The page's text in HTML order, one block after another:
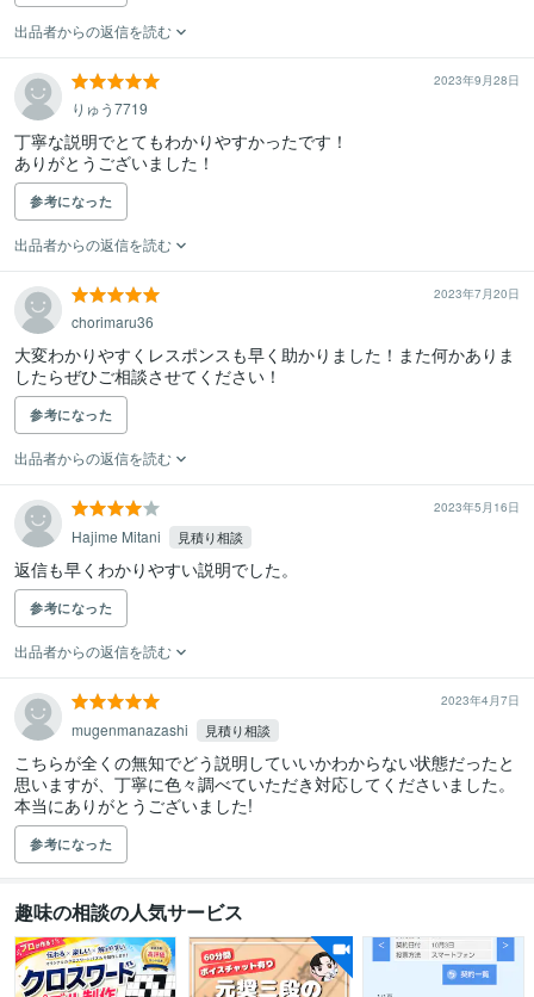
出品者からの返信を読む
2023年9月28日
りゅう7719
丁寧な説明でとてもわかりやすかったです！
ありがとうございました！
参考になった
出品者からの返信を読む
2023年7月20日
chorimaru36
大変わかりやすくレスポンスも早く助かりました！また何かありま
したらぜひご相談させてください！
参考になった
出品者からの返信を読む
2023年5月16日
Hajime Mitani 見積り相談
返信も早くわかりやすい説明でした。
参考になった
出品者からの返信を読む
2023年4月7日
mugenmanazashi 見積り相談
こちらが全くの無知でどう説明していいかわからない状態だったと
思いますが、丁寧に色々調べていただき対応してくださいました。
本当にありがとうございました!
参考になった
趣味の相談の人気サービス